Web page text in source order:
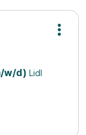
w/d) Lidl